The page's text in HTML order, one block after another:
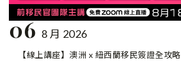
06 8 月 2026
【線上講座】澳洲 x 紐西蘭移民簽證全攻略